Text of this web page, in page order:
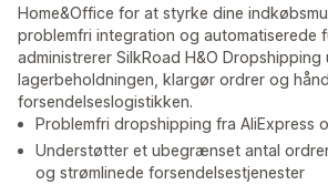
Home&Office for at styrke dine
problemfri integration og automatiserede
administrerer SilkRoad H&O
lagerbeholdningen, klargør ordrer og
forsendelseslogistikken.
Problemfri dropshipping fra AliExpress
Understøtter et ubegrænset antal
og strømlinede forsendelsestjenester